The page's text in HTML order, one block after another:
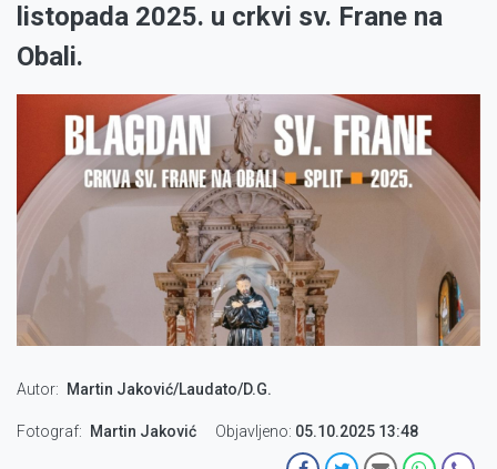
listopada 2025. u crkvi sv. Frane na
Obali.
Autor Martin Jaković/Laudato/D.G.
Fotograf Martin Jaković Objavljeno: 05.10.2025 13:48